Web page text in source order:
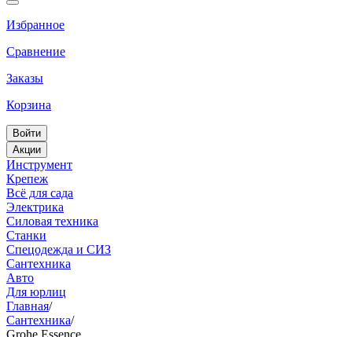
Избранное
Сравнение
Заказы
Корзина
Войти
Акции
Инструмент
Крепеж
Всё для сада
Электрика
Силовая техника
Станки
Спецодежда и СИЗ
Сантехника
Авто
Для юрлиц
Главная/
Сантехника/
Grohe Essence